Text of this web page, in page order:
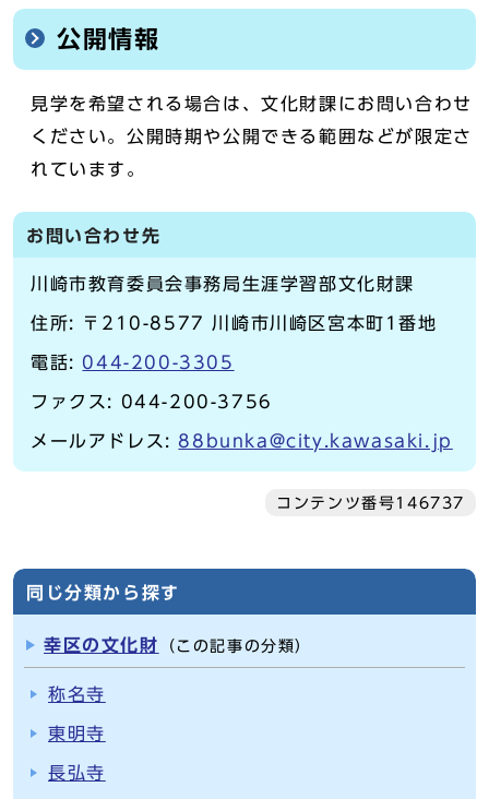
公開情報
見学を希望される場合は、文化財課にお問い合わせ
ください。公開時期や公開できる範囲などが限定さ
れています。
お問い合わせ先
川崎市教育委員会事務局生涯学習部文化財課
住所: 〒210-8577 川崎市川崎区宮本町1番地
電話: 044-200-3305
ファクス: 044-200-3756
メールアドレス:88bunka@city.kawasaki.jp
コンテンツ番号146737
同じ分類から探す
幸区の文化財 （この記事の分類）
称名寺
東明寺
長弘寺